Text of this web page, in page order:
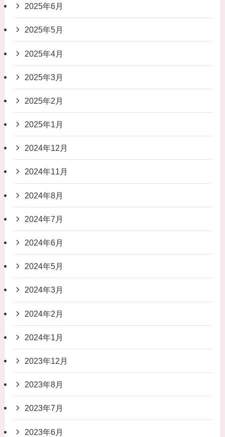
2025年6月
2025年5月
2025年4月
2025年3月
2025年2月
2025年1月
2024年12月
2024年11月
2024年8月
2024年7月
2024年6月
2024年5月
2024年3月
2024年2月
2024年1月
2023年12月
2023年8月
2023年7月
2023年6月